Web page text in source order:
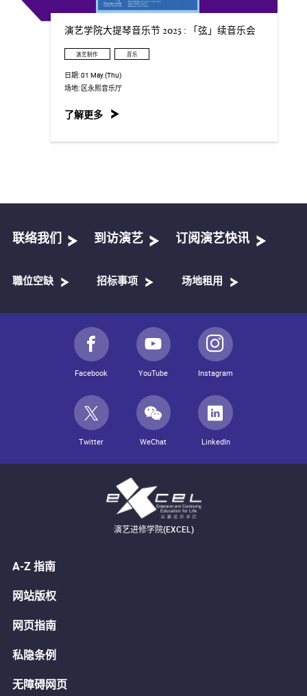
演艺学院大提琴音乐节 2025 : 「弦」续音乐会
演艺制作 音乐
日期:01 May (Thu)
场地: 区永熙音乐厅
了解更多
联络我们 到访演艺 订阅演艺快讯
職位空缺 招标事项 场地租用
Facebook YouTube Instagram
Twitter WeChat LinkedIn
演艺进修学院(EXCEL)
A-Z 指南
网站版权
网页指南
私隐条例
无障碍网页